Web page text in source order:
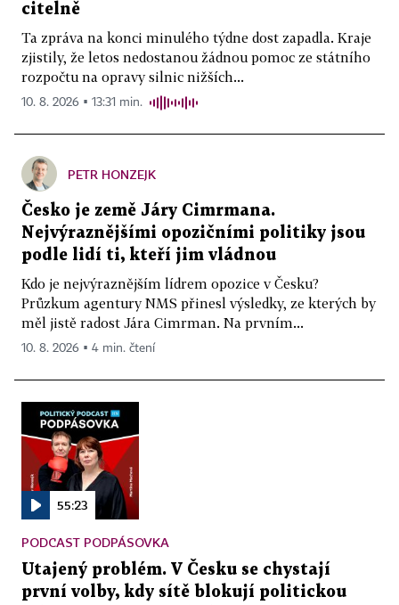
citelně
Ta zpráva na konci minulého týdne dost zapadla. Kraje
zjistily, že letos nedostanou žádnou pomoc ze státního
rozpočtu na opravy silnic nižších...
10. 8. 2026 ▪ 13:31 min.
PETR HONZEJK
Česko je země Járy Cimrmana.
Nejvýraznějšími opozičními politiky jsou
podle lidí ti, kteří jim vládnou
Kdo je nejvýraznějším lídrem opozice v Česku?
Průzkum agentury NMS přinesl výsledky, ze kterých by
měl jistě radost Jára Cimrman. Na prvním...
10. 8. 2026 ▪ 4 min. čtení
55:23
PODCAST PODPÁSOVKA
Utajený problém. V Česku se chystají
první volby, kdy sítě blokují politickou